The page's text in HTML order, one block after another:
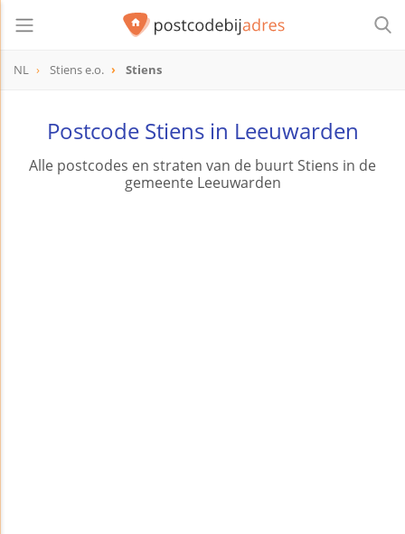
NL Stiens e.o. Stiens
Postcode Stiens in Leeuwarden
Alle postcodes en straten van de buurt Stiens in de
gemeente Leeuwarden